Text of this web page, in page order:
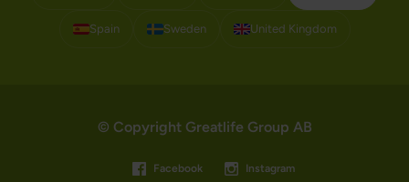
Spain Sweden United Kingdom
© Copyright Greatlife Group AB
Facebook Instagram